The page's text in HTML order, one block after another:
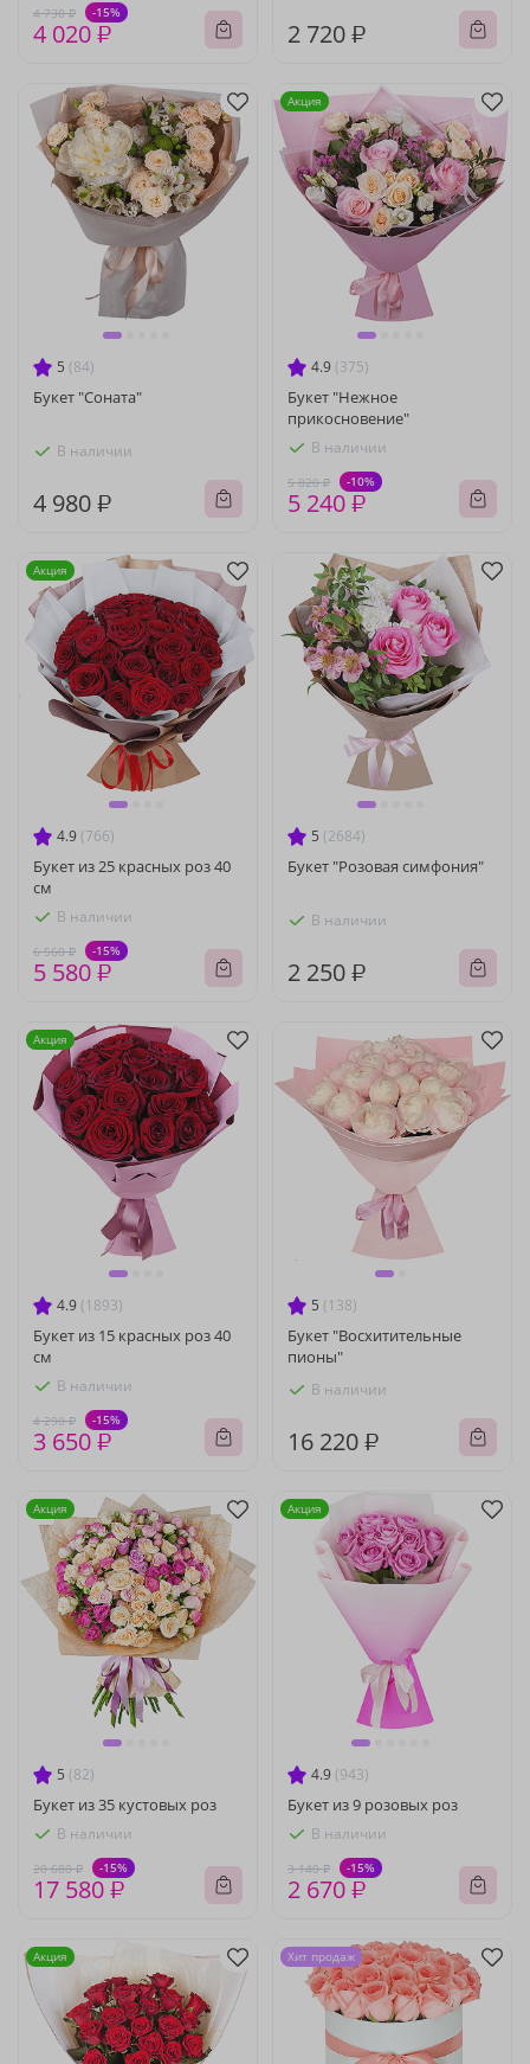
4 730 ₽ -15%
4 020 ₽ 2 720 ₽
5 (84)
Букет "Соната"
В наличии
4 980 ₽
4.9 (375)
Букет "Нежное
прикосновение"
В наличии
5 820 ₽ -10%
5 240 ₽
Акция
4.9 (766)
Букет из 25 красных роз 40
см
В наличии
6 560 ₽ -15%
5 580 ₽
Акция
5 (2684)
Букет "Розовая симфония"
В наличии
2 250 ₽
4.9 (1893)
Букет из 15 красных роз 40
см
В наличии
4 290 ₽ -15%
3 650 ₽
Акция
5 (138)
Букет "Восхитительные
пионы"
В наличии
16 220 ₽
5 (82)
Букет из 35 кустовых роз
В наличии
20 680 ₽ -15%
17 580 ₽
Акция
4.9 (943)
Букет из 9 розовых роз
В наличии
3 140 ₽ -15%
2 670 ₽
Акция
Акция Хит продаж